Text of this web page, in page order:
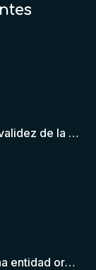
Jurisdicción (TAS) El TAS confirma la validez de la cláusula de sumisión jurisdiccional en el contrato del futbolista.
Jurisdicción TAS: ¿Los estatutos de una entidad organizadora de una liga de fútbol pueden otorgar competencia de forma directa al TAS?